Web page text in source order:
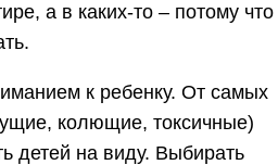
а в каких-то – потому что
к ребенку. От самых
колющие, токсичные)
детей на виду. Выбирать